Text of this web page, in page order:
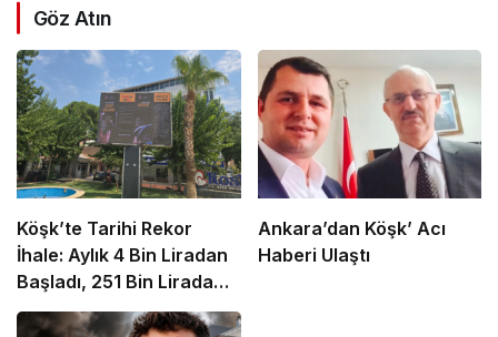
Göz Atın
Köşk’te Tarihi Rekor
İhale: Aylık 4 Bin Liradan
Başladı, 251 Bin Lirada
Bitti
Ankara’dan Köşk’ Acı
Haberi Ulaştı